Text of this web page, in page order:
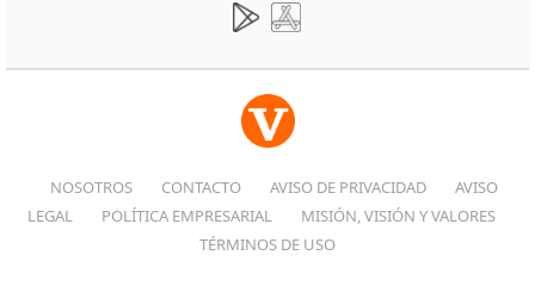
NOSOTROS CONTACTO AVISO DE PRIVACIDAD
AVISO
LEGAL
POLÍTICA EMPRESARIAL
MISIÓN, VISIÓN Y VALORES
TÉRMINOS DE USO